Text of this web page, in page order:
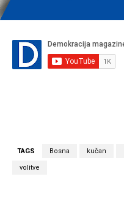
TAGS Bosna kučan
volitve